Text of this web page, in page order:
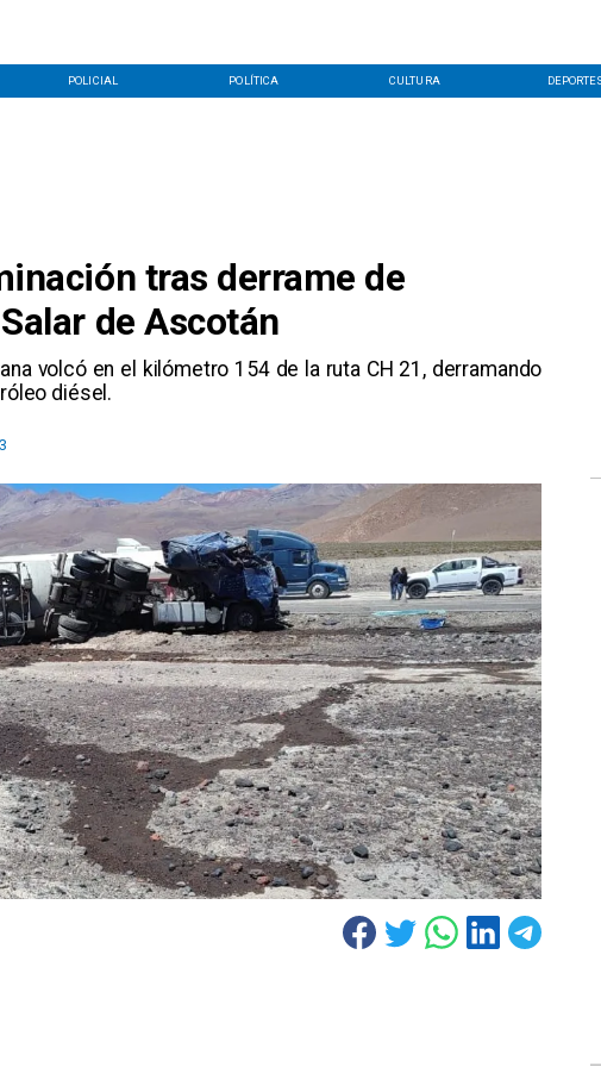
POLICIAL POLÍTICA CULTURA
tras derrame de
de Ascotán
volcó en el kilómetro 154 de la ruta CH 21, derramando
diésel.